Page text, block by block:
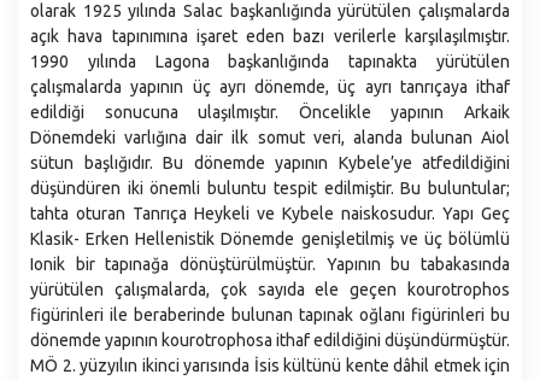
olarak 1925 yılında Salac başkanlığında yürütülen çalışmalarda
açık hava tapınımına işaret eden bazı verilerle karşılaşılmıştır.
1990 yılında Lagona başkanlığında tapınakta yürütülen
çalışmalarda yapının üç ayrı dönemde, üç ayrı tanrıçaya ithaf
edildiği sonucuna ulaşılmıştır. Öncelikle yapının Arkaik
Dönemdeki varlığına dair ilk somut veri, alanda bulunan Aiol
sütun başlığıdır. Bu dönemde yapının Kybele’ye atfedildiğini
düşündüren iki önemli buluntu tespit edilmiştir. Bu buluntular;
tahta oturan Tanrıça Heykeli ve Kybele naiskosudur. Yapı Geç
Klasik- Erken Hellenistik Dönemde genişletilmiş ve üç bölümlü
Ionik bir tapınağa dönüştürülmüştür. Yapının bu tabakasında
yürütülen çalışmalarda, çok sayıda ele geçen kourotrophos
figürinleri ile beraberinde bulunan tapınak oğlanı figürinleri bu
dönemde yapının kourotrophosa ithaf edildiğini düşündürmüştür.
MÖ 2. yüzyılın ikinci yarısında İsis kültünü kente dâhil etmek için